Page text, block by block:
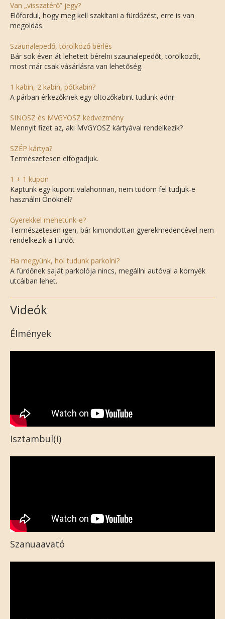
Van „visszatérő” jegy?
Előfordul, hogy meg kell szakítani a fürdőzést, erre is van
megoldás.
Szaunalepedő, törölköző bérlés
Bár sok éven át lehetett bérelni szaunalepedőt, törölközőt,
most már csak vásárlásra van lehetőség.
1 kabin, 2 kabin, pótkabin?
A párban érkezőknek egy öltözőkabint tudunk adni!
SINOSZ és MVGYOSZ kedvezmény
Mennyit fizet az, aki MVGYOSZ kártyával rendelkezik?
SZÉP kártya?
Természetesen elfogadjuk.
1 + 1 kupon
Kaptunk egy kupont valahonnan, nem tudom fel tudjuk-e
használni Önöknél?
Gyerekkel mehetünk-e?
Természetesen igen, bár kimondottan gyerekmedencével nem
rendelkezik a Fürdő.
Ha megyünk, hol tudunk parkolni?
A fürdőnek saját parkolója nincs, megállni autóval a környék
utcáiban lehet.
Videók
Élmények
Isztambul(i)
Szanuaavató